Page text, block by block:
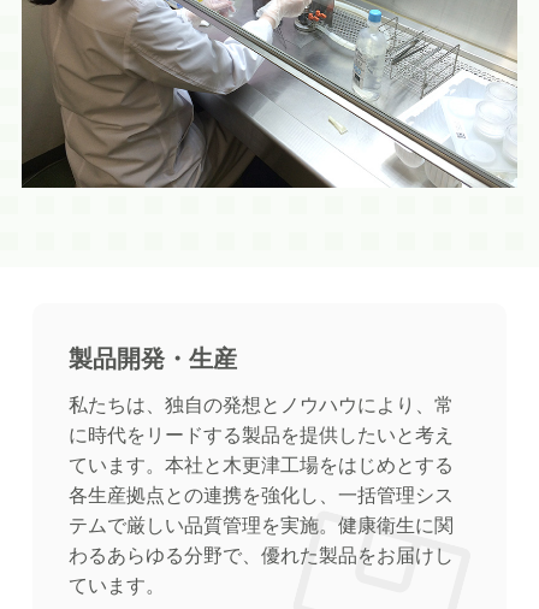
製品開発・生産
私たちは、独自の発想とノウハウにより、常
に時代をリードする製品を提供したいと考え
ています。本社と木更津工場をはじめとする
各生産拠点との連携を強化し、一括管理シス
テムで厳しい品質管理を実施。健康衛生に関
わるあらゆる分野で、優れた製品をお届けし
ています。